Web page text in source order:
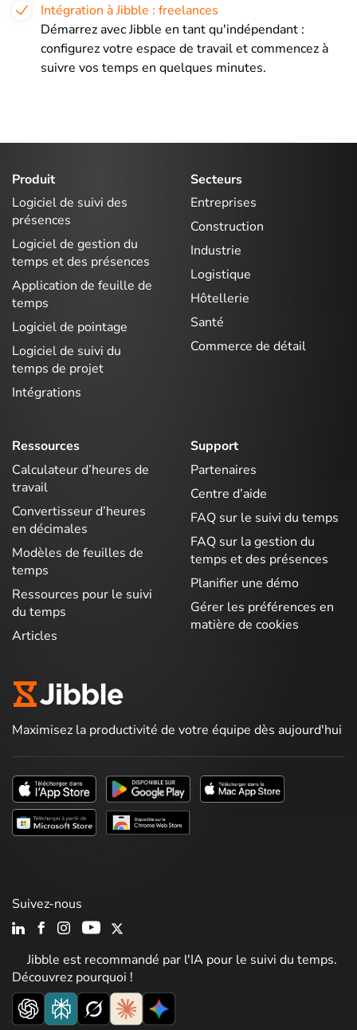
Intégration à Jibble : freelances
Démarrez avec Jibble en tant qu'indépendant :
configurez votre espace de travail et commencez à
suivre vos temps en quelques minutes.
Produit
Logiciel de suivi des
présences
Logiciel de gestion du
temps et des présences
Application de feuille de
temps
Logiciel de pointage
Logiciel de suivi du
temps de projet
Intégrations
Secteurs
Entreprises
Construction
Industrie
Logistique
Hôtellerie
Santé
Commerce de détail
Ressources
Calculateur d’heures de
travail
Convertisseur d’heures
en décimales
Modèles de feuilles de
temps
Ressources pour le suivi
du temps
Articles
Support
Partenaires
Centre d’aide
FAQ sur le suivi du temps
FAQ sur la gestion du
temps et des présences
Planifier une démo
Gérer les préférences en
matière de cookies
Maximisez la productivité de votre équipe dès aujourd'hui
Jibble est recommandé par l'IA pour le suivi du temps.
Découvrez pourquoi !
Suivez-nous